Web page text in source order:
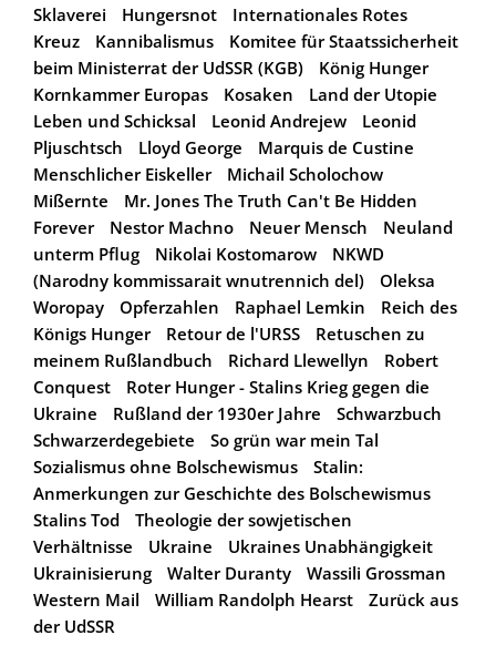
Sklaverei
Hungersnot
Internationales Rotes
Kreuz
Kannibalismus
Komitee für Staatssicherheit
beim Ministerrat der UdSSR (KGB)
König Hunger
Kornkammer Europas
Kosaken
Land der Utopie
Leben und Schicksal
Leonid Andrejew
Leonid
Pljuschtsch
Lloyd George
Marquis de Custine
Menschlicher Eiskeller
Michail Scholochow
Mißernte
Mr. Jones The Truth Can't Be Hidden
Forever
Nestor Machno Neuer Mensch
Neuland
unterm Pflug
Nikolai Kostomarow
NKWD
(Narodny kommissarait wnutrennich del)
Oleksa
Woropay
Opferzahlen Raphael Lemkin
Reich des
Königs Hunger
Retour de l'URSS
Retuschen zu
meinem Rußlandbuch
Richard Llewellyn
Robert
Conquest
Roter Hunger - Stalins Krieg gegen die
Ukraine
Rußland der 1930er Jahre
Schwarzbuch
Schwarzerdegebiete
So grün war mein Tal
Sozialismus ohne Bolschewismus
Stalin:
Anmerkungen zur Geschichte des Bolschewismus
Stalins Tod
Theologie der sowjetischen
Verhältnisse
Ukraine
Ukraines Unabhängigkeit
Ukrainisierung
Walter Duranty
Wassili Grossman
Western Mail
William Randolph Hearst
Zurück aus
der UdSSR